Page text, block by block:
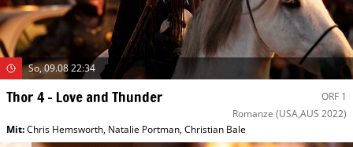
So, 09.08 22:34
Thor 4 – Love and Thunder
ORF 1
Romanze (USA,AUS 2022)
Mit:Chris Hemsworth, Natalie Portman,Christian Bale